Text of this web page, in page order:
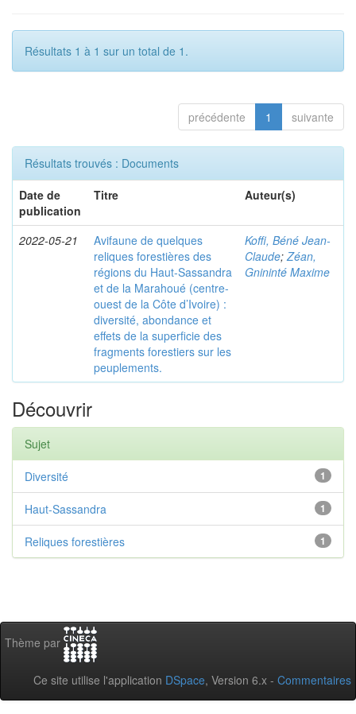
Résultats 1 à 1 sur un total de 1.
précédente 1 suivante
Résultats trouvés : Documents
Date de
publication
Titre Auteur(s)
2022-05-21
Avifaune de quelques
reliques forestières des
régions du Haut-Sassandra
et de la Marahoué (centre-
ouest de la Côte d’Ivoire) :
diversité, abondance et
effets de la superficie des
fragments forestiers sur les
peuplements.
Koffi, Béné Jean-
Claude; Zéan,
Gnininté Maxime
Découvrir
Sujet
1
Diversité
1
Haut-Sassandra
1
Reliques forestières
Thème par
Ce site utilise l'application DSpace, Version 6.x - Commentaires